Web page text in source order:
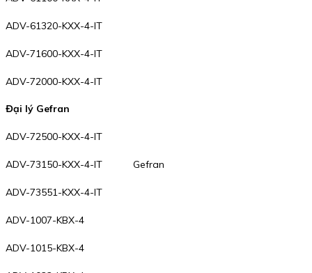
ADV-61320-KXX-4-IT
ADV-71600-KXX-4-IT
ADV-72000-KXX-4-IT
Đại lý Gefran
ADV-72500-KXX-4-IT
ADV-73150-KXX-4-IT Gefran
ADV-73551-KXX-4-IT
ADV-1007-KBX-4
ADV-1015-KBX-4